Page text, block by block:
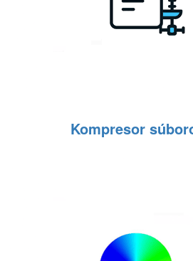
Kompresor